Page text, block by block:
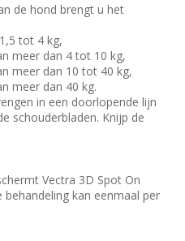
de hond brengt u het
tot 4 kg,
meer dan 4 tot 10 kg,
meer dan 10 tot 40 kg,
meer dan 40 kg.
in een doorlopende lijn
schouderbladen. Knijp de
Vectra 3D Spot On
kan eenmaal per